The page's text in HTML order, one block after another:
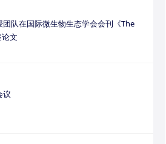
队在国际微生物生态学会会刊《The
文
议